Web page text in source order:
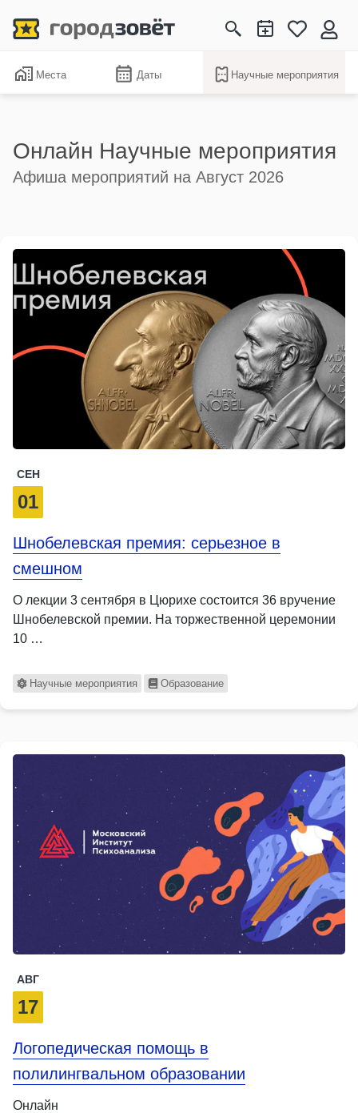
Места Даты Научные мероприятия
Онлайн Научные мероприятия
Афиша мероприятий на Август 2026
СЕН
01
Шнобелевская премия: серьезное в
смешном
О лекции 3 сентября в Цюрихе состоится 36 вручение
Шнобелевской премии. На торжественной церемонии
10 …
Научные мероприятия Образование
АВГ
17
Логопедическая помощь в
полилингвальном образовании
Онлайн